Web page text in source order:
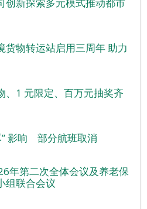
货物转运站启用三周年 助力
、1 元限定、百万元抽奖齐
” 影响 部分航班取消
年第二次全体会议及养老保
组联合会议